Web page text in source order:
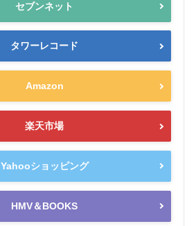
セブンネット
タワーレコード
Amazon
楽天市場
Yahooショッピング
HMV＆BOOKS